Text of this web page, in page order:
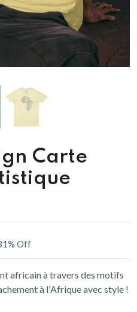
Carte
Off
africain à travers des motifs
à l'Afrique avec style !